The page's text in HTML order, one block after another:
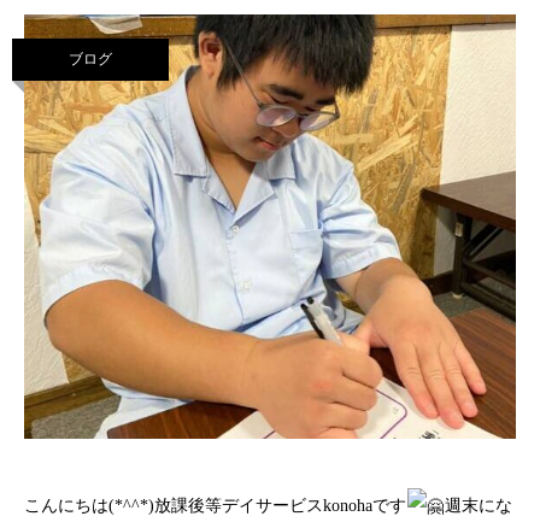
ブログ
こんにちは(*^^*)放課後等デイサービスkonohaです 週末にな